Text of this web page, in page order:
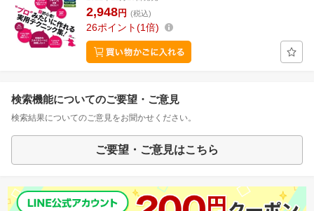
2,948円 (税込)
26ポイント 1倍
検索機能についてのご要望・ご意見
検索結果についてのご意見をお聞かせください。
ご要望・ご意見はこちら